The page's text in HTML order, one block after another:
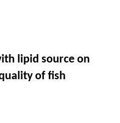
lipid source on
of fish